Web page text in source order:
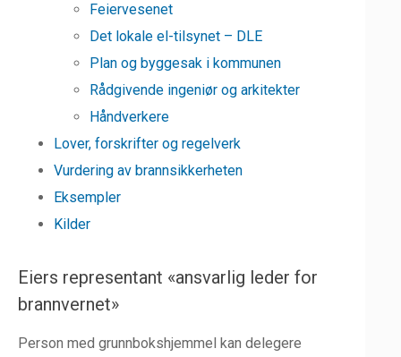
Feiervesenet
Det lokale el-tilsynet – DLE
Plan og byggesak i kommunen
Rådgivende ingeniør og arkitekter
Håndverkere
Lover, forskrifter og regelverk
Vurdering av brannsikkerheten
Eksempler
Kilder
Eiers representant «ansvarlig leder for
brannvernet»
Person med grunnbokshjemmel kan delegere